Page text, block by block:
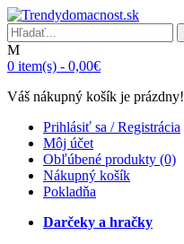
0 item(s) - 0,00€
Váš nákupný košík je prázdny!
Prihlásiť sa / Registrácia
Môj účet
Obľúbené produkty (0)
Nákupný košík
Pokladňa
Darčeky a hračky